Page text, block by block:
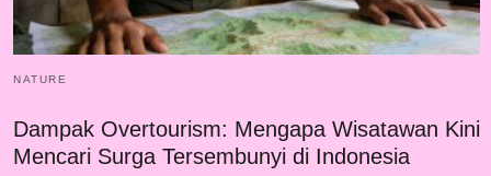
NATURE
Dampak Overtourism: Mengapa Wisatawan Kini
Mencari Surga Tersembunyi di Indonesia